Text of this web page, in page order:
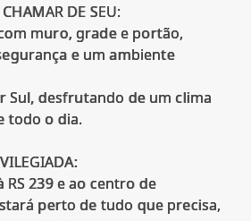
DE SEU:
muro, grade e portão,
e um ambiente
Sul, desfrutando de um clima
todo o dia.
RS 239 e ao centro de
perto de tudo que precisa,